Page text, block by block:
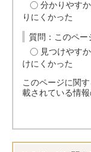
分かりやす
りにくかった
質問：このペー
見つけやす
けにくかった
このページに関
載されている情